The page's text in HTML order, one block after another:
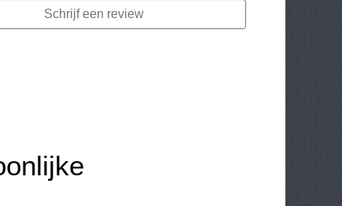
Schrijf een review